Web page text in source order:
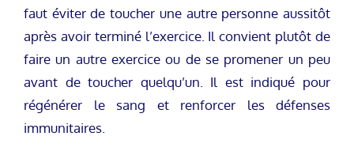
faut éviter de toucher une autre personne aussitôt
après avoir terminé l’exercice. Il convient plutôt de
faire un autre exercice ou de se promener un peu
avant de toucher quelqu’un. Il est indiqué pour
régénérer le sang et renforcer les défenses
immunitaires.